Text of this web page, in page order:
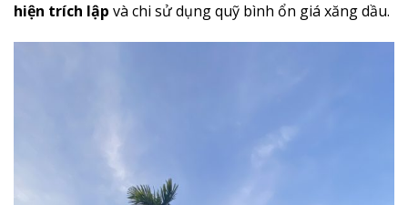
hiện trích lập và chi sử dụng quỹ bình ổn giá xăng dầu.